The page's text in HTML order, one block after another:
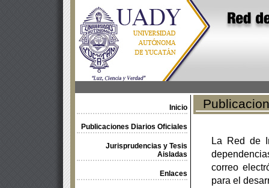
Inicio
Publicaciones Diarios Oficiales
Jurisprudencias y Tesis
Aisladas
Enlaces
La Red de
correo
para el